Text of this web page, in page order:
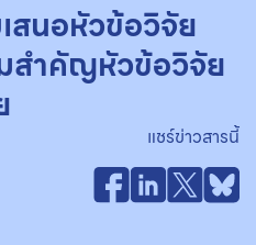
สนอหัวข้อวิจัย
สำคัญหัวข้อวิจัย
แชร์ข่าวสารนี้